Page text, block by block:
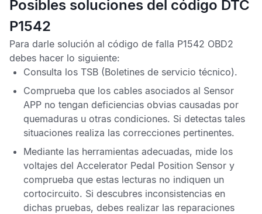
Posibles soluciones del código DTC
P1542
Para darle solución al código de falla P1542 OBD2
debes hacer lo siguiente:
Consulta los TSB (Boletines de servicio técnico).
Comprueba que los cables asociados al Sensor
APP no tengan deficiencias obvias causadas por
quemaduras u otras condiciones. Si detectas tales
situaciones realiza las correcciones pertinentes.
Mediante las herramientas adecuadas, mide los
voltajes del Accelerator Pedal Position Sensor y
comprueba que estas lecturas no indiquen un
cortocircuito. Si descubres inconsistencias en
dichas pruebas, debes realizar las reparaciones